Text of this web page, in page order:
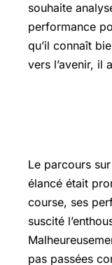
souhaite
performance
qu’il connaît
vers l’avenir, il
Le parcours
élancé était
course, ses
suscité
pas passées